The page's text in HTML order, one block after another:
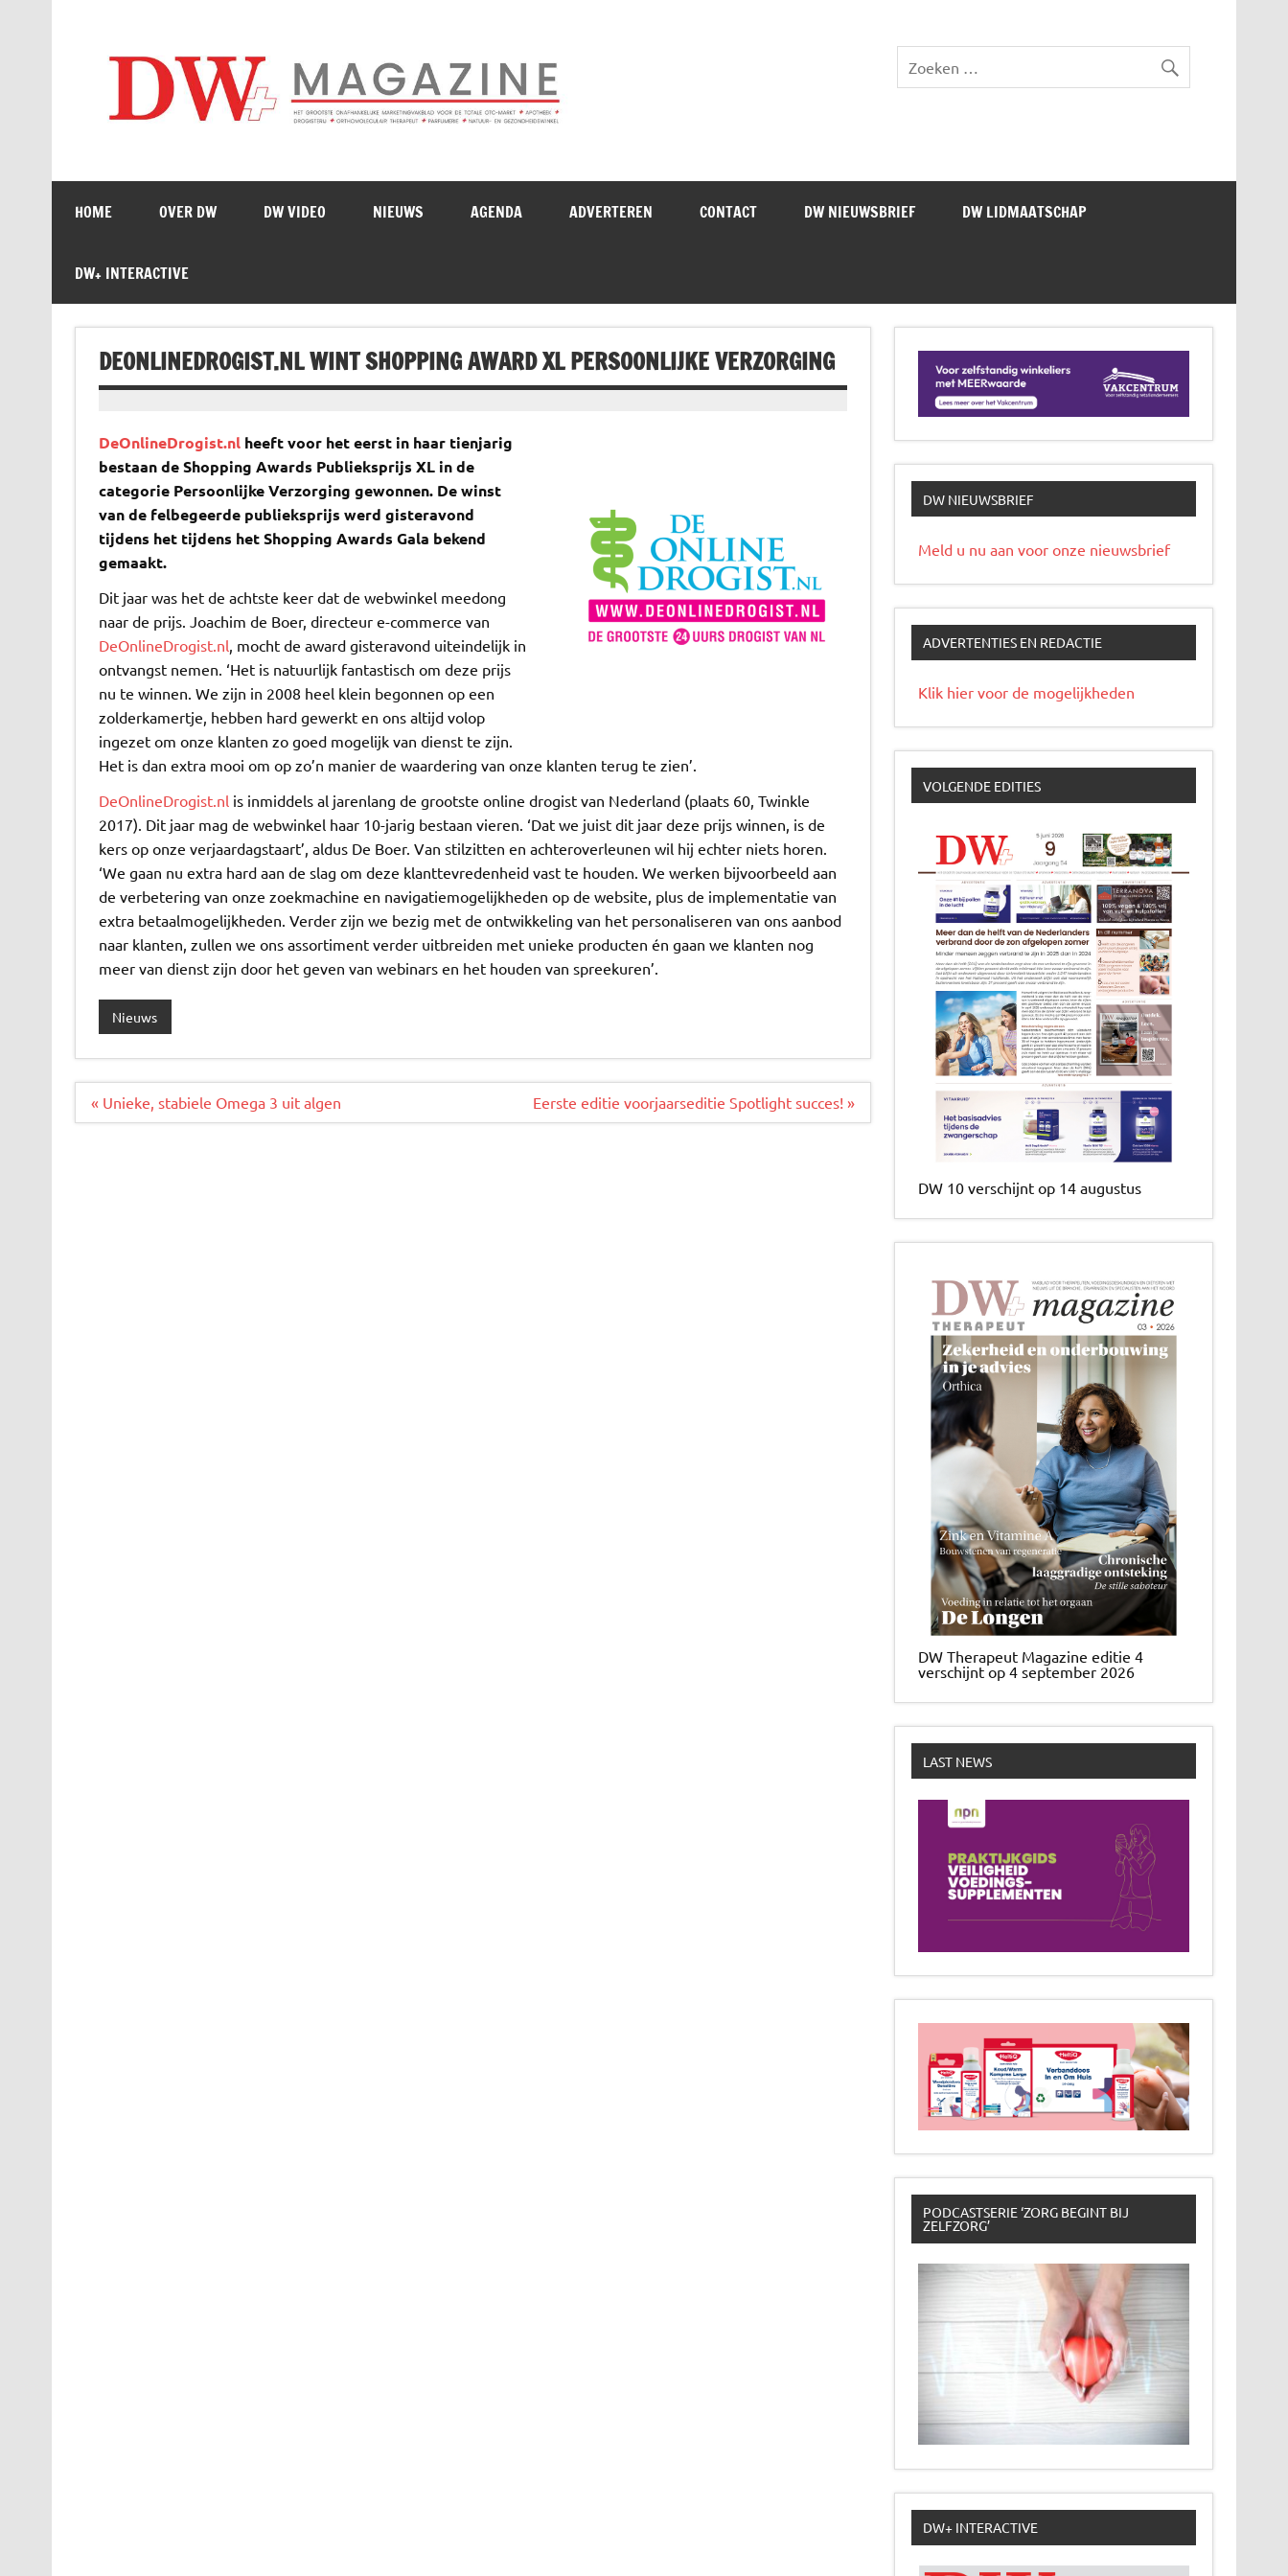
Drogistenweekblad DW Magazine
HOME OVER DW DW VIDEO NIEUWS AGENDA ADVERTEREN CONTACT DW NIEUWSBRIEF DW LIDMAATSCHAP
DW+ INTERACTIVE
DEONLINEDROGIST.NL WINT SHOPPING AWARD XL PERSOONLIJKE VERZORGING
DeOnlineDrogist.nlheeft voor het eerst in haar tienjarig
bestaan de Shopping Awards Publieksprijs XL in de
categorie Persoonlijke Verzorging gewonnen. De winst
van de felbegeerde publieksprijs werd gisteravond
tijdens het tijdens het Shopping Awards Gala bekend
gemaakt.
Dit jaar was het de achtste keer dat de webwinkel meedong
naar de prijs. Joachim de Boer, directeur e-commerce van
DeOnlineDrogist.nl, mocht de award gisteravond uiteindelijk in
ontvangst nemen. ‘Het is natuurlijk fantastisch om deze prijs
nu te winnen. We zijn in 2008 heel klein begonnen op een
zolderkamertje, hebben hard gewerkt en ons altijd volop
ingezet om onze klanten zo goed mogelijk van dienst te zijn.
Het is dan extra mooi om op zo’n manier de waardering van onze klanten terug te zien’.
DeOnlineDrogist.nl is inmiddels al jarenlang de grootste online drogist van Nederland (plaats 60, Twinkle
2017). Dit jaar mag de webwinkel haar 10-jarig bestaan vieren. ‘Dat we juist dit jaar deze prijs winnen, is de
kers op onze verjaardagstaart’, aldus De Boer. Van stilzitten en achteroverleunen wil hij echter niets horen.
‘We gaan nu extra hard aan de slag om deze klanttevredenheid vast te houden. We werken bijvoorbeeld aan
de verbetering van onze zoekmachine en navigatiemogelijkheden op de website, plus de implementatie van
extra betaalmogelijkheden. Verder zijn we bezig met de ontwikkeling van het personaliseren van ons aanbod
naar klanten, zullen we ons assortiment verder uitbreiden met unieke producten én gaan we klanten nog
meer van dienst zijn door het geven van webinars en het houden van spreekuren’.
Nieuws
Bericht
navigatie
« Unieke, stabiele Omega 3 uit algen Eerste editie voorjaarseditie Spotlight succes! »
DW NIEUWSBRIEF
Meld u nu aan voor onze nieuwsbrief
ADVERTENTIES EN REDACTIE
Klik hier voor de mogelijkheden
VOLGENDE EDITIES
DW 10 verschijnt op 14 augustus
DW Therapeut Magazine editie 4
verschijnt op 4 september 2026
LAST NEWS
PODCASTSERIE ‘ZORG BEGINT BIJ
ZELFZORG’
DW+ INTERACTIVE